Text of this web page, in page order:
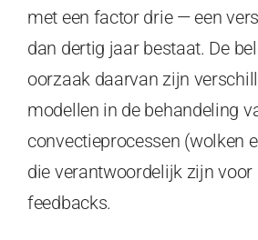
met een factor drie — een
dan dertig jaar bestaat. De
oorzaak daarvan zijn
modellen in de behandeling
convectieprocessen (wolken
die verantwoordelijk zijn voor
feedbacks.